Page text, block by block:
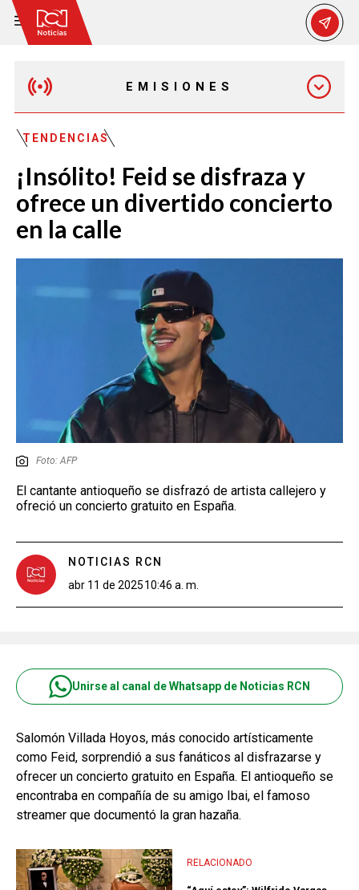
EMISIONES
EMISIÓN 7:00 PM
TENDENCIAS
¡Insólito! Feid se disfraza y
ofrece un divertido concierto
en la calle
Foto: AFP
El cantante antioqueño se disfrazó de artista callejero y
ofreció un concierto gratuito en España.
NOTICIAS RCN
abr 11 de 202510:46 a. m.
Unirse al canal de Whatsapp de Noticias RCN
Salomón Villada Hoyos, más conocido artísticamente
como Feid, sorprendió a sus fanáticos al disfrazarse y
ofrecer un concierto gratuito en España. El antioqueño se
encontraba en compañía de su amigo Ibai, el famoso
streamer que documentó la gran hazaña.
RELACIONADO